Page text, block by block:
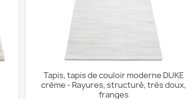
Tapis, tapis de couloir moderne DUKE
crème - Rayures, structuré, très doux,
franges